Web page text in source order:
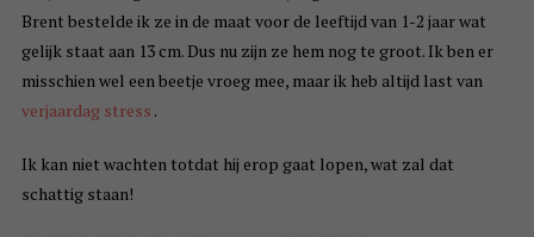
Brent bestelde ik ze in de maat voor de leeftijd van 1-2 jaar wat
gelijk staat aan 13 cm. Dus nu zijn ze hem nog te groot. Ik ben er
misschien wel een beetje vroeg mee, maar ik heb altijd last van
verjaardag stress .
Ik kan niet wachten totdat hij erop gaat lopen, wat zal dat
schattig staan!